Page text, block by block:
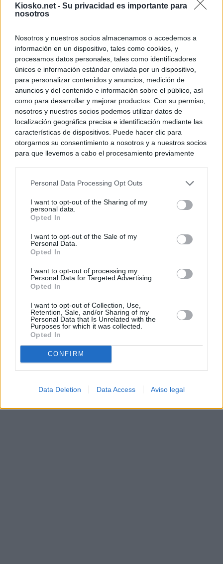
Kiosko.net - Su privacidad es importante para
nosotros
Nosotros y nuestros socios almacenamos o accedemos a
información en un dispositivo, tales como cookies, y
procesamos datos personales, tales como identificadores
únicos e información estándar enviada por un dispositivo,
para personalizar contenidos y anuncios, medición de
anuncios y del contenido e información sobre el público, así
como para desarrollar y mejorar productos. Con su permiso,
nosotros y nuestros socios podemos utilizar datos de
localización geográfica precisa e identificación mediante las
características de dispositivos. Puede hacer clic para
otorgarnos su consentimiento a nosotros y a nuestros socios
para que llevemos a cabo el procesamiento previamente
negar su consentimiento. Tenga en cuenta que algún
de su consentimiento, pero usted tiene el derecho de
rechazar tal procesamiento. Sus preferencias se aplicarán
cualquier momento entrando de nuevo en este sitio web o
visitando nuestra política de privacidad.
Personal Data Processing Opt Outs
I want to opt-out of the Sharing of my
personal data.
Opted In
I want to opt-out of the Sale of my
Personal Data.
Opted In
I want to opt-out of processing my
Personal Data for Targeted Advertising.
Opted In
I want to opt-out of Collection, Use,
Retention, Sale, and/or Sharing of my
Personal Data that Is Unrelated with the
Purposes for which it was collected.
Opted In
CONFIRM
Data Deletion Data Access Aviso legal